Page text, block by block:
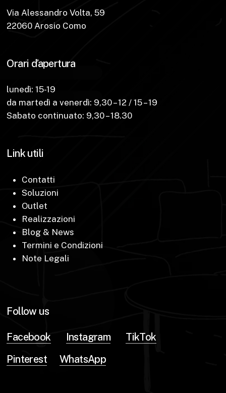
Via Alessandro Volta, 59
22060 Arosio Como
Orari d’apertura
lunedì: 15-19
da martedì a venerdì: 9,30 – 12 / 15 – 19
Sabato continuato: 9,30 – 18.30
Link utili
Contatti
Soluzioni
Outlet
Realizzazioni
Blog & News
Termini e Condizioni
Note Legali
Follow us
Facebook Instagram
TikTok
Pinterest
WhatsApp